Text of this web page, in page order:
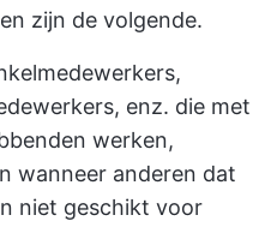
zijn de volgende.
enz. die met
werken,
wanneer anderen dat
niet geschikt voor